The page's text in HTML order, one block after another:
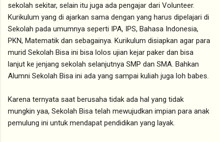
sekolah sekitar, selain itu juga ada pengajar dari Volunteer.
Kurikulum yang di ajarkan sama dengan yang harus dipelajari di
Sekolah pada umumnya seperti IPA, IPS, Bahasa Indonesia,
PKN, Matematik dan sebagainya. Kurikulum disiapkan agar para
murid Sekolah Bisa ini bisa lolos ujian kejar paker dan bisa
lanjut ke jenjang sekolah selanjutnya SMP dan SMA. Bahkan
Alumni Sekolah Bisa ini ada yang sampai kuliah juga loh babes.
Karena ternyata saat berusaha tidak ada hal yang tidak
mungkin yaa, Sekolah Bisa telah mewujudkan impian para anak
pemulung ini untuk mendapat pendidikan yang layak.